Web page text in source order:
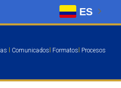
Comunicados Formatos Procesos
ES